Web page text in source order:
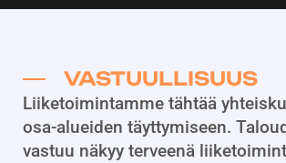
VASTUULLISUUS
Liiketoimintamme tähtää
osa-alueiden täyttymiseen.
vastuu näkyy terveenä